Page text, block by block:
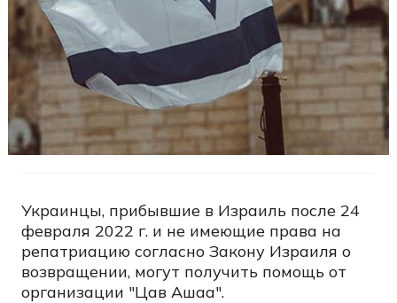
Украинцы, прибывшие в Израиль после 24
февраля 2022 г. и не имеющие права на
репатриацию согласно Закону Израиля о
возвращении, могут получить помощь от
организации "Цав Ашаа".